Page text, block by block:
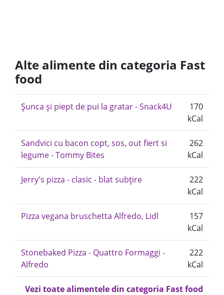
Alte alimente din categoria Fast
food
Șunca și piept de pui la gratar - Snack4U
170
kCal
Sandvici cu bacon copt, sos, out fiert si
legume - Tommy Bites
262
kCal
Jerry's pizza - clasic - blat subțire
222
kCal
Pizza vegana bruschetta Alfredo, Lidl
157
kCal
Stonebaked Pizza - Quattro Formaggi -
Alfredo
222
kCal
Vezi toate alimentele din categoria Fast food